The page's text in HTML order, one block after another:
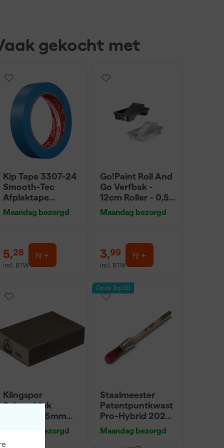
gekocht met
Kip Tape 3307-24
Smooth-Tec
Afplaktape
Buitengebruik -
24mm x 50m
Maandag bezorgd
5,28
incl. BTW
Go!Paint Roll And
Go Verfbak -
12cm Roller - 0,5L
+ 5 Inzetbakken
Maandag bezorgd
3,99
incl. BTW
Klingspor
Schuurblok
100X70X25mm
Maandag bezorgd
Onze Top 10
Staalmeester
Patentpuntkwast
Pro-Hybrid 2020
- 10 (2cm)
Maandag bezorgd